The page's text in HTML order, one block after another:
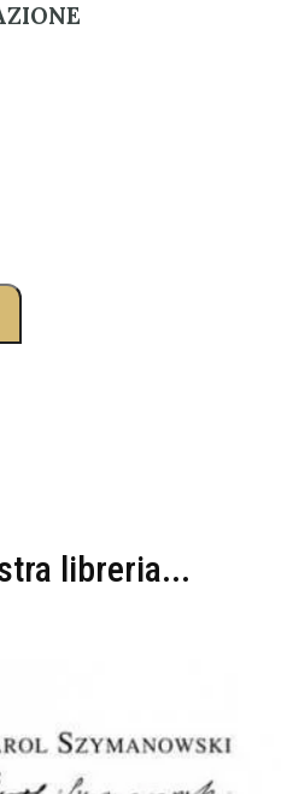
libreria...